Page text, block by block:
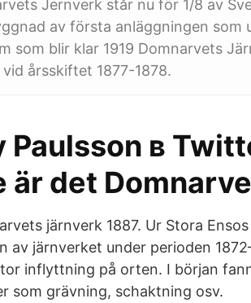
Jernverk står nu för 1/8 av
av första anläggningen som
som blir klar 1919 Domnarvets
årsskiftet 1877-1878.
Paulsson в
är det
järnverk 1887. Ur Stora
av järnverket under perioden
inflyttning på orten. I början
som grävning, schaktning osv.